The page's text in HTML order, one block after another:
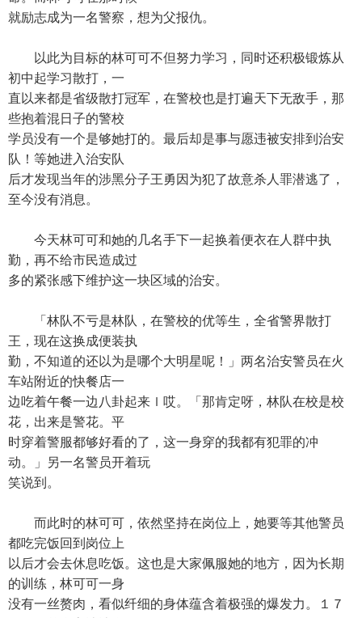
就励志成为一名警察，想为父报仇。
以此为目标的林可可不但努力学习，同时还积极锻炼从
初中起学习散打，一
直以来都是省级散打冠军，在警校也是打遍天下无敌手，那
些抱着混日子的警校
学员没有一个是够她打的。最后却是事与愿违被安排到治安
队！等她进入治安队
后才发现当年的涉黑分子王勇因为犯了故意杀人罪潜逃了，
至今没有消息。
今天林可可和她的几名手下一起换着便衣在人群中执
勤，再不给市民造成过
多的紧张感下维护这一块区域的治安。
「林队不亏是林队，在警校的优等生，全省警界散打
王，现在这换成便装执
勤，不知道的还以为是哪个大明星呢！」两名治安警员在火
车站附近的快餐店一
边吃着午餐一边八卦起来ｌ哎。「那肯定呀，林队在校是校
花，出来是警花。平
时穿着警服都够好看的了，这一身穿的我都有犯罪的冲
动。」另一名警员开着玩
笑说到。
而此时的林可可，依然坚持在岗位上，她要等其他警员
都吃完饭回到岗位上
以后才会去休息吃饭。这也是大家佩服她的地方，因为长期
的训练，林可可一身
没有一丝赘肉，看似纤细的身体蕴含着极强的爆发力。１７